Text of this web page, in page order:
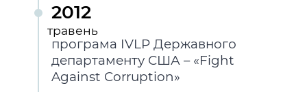
2012
травень
програма IVLP Державного
департаменту США – «Fight
Against Corruption»